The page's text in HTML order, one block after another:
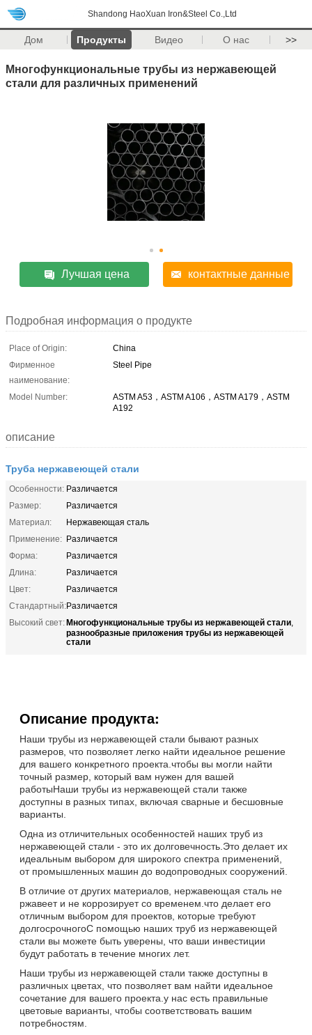
Shandong HaoXuan Iron&Steel Co.,Ltd
Дом Продукты Видео О нас >>
Многофункциональные трубы из нержавеющей
стали для различных применений
Лучшая цена контактные данные
Подробная информация о продукте
Place of Origin:
China
Фирменное
наименование:
Steel Pipe
Model Number:
ASTM A53，ASTM A106，ASTM A179，ASTM
A192
описание
Труба нержавеющей стали
Особенности: Различается
Размер:
Различается
Материал:
Нержавеющая сталь
Применение: Различается
Форма:
Различается
Длина:
Различается
Цвет:
Различается
Стандартный:Различается
Высокий свет:Многофункциональные трубы из нержавеющей стали,
разнообразные приложения трубы из нержавеющей
стали
Описание продукта:
Наши трубы из нержавеющей стали бывают разных
размеров, что позволяет легко найти идеальное решение
для вашего конкретного проекта.чтобы вы могли найти
точный размер, который вам нужен для вашей
работыНаши трубы из нержавеющей стали также
доступны в разных типах, включая сварные и бесшовные
варианты.
Одна из отличительных особенностей наших труб из
нержавеющей стали - это их долговечность.Это делает их
идеальным выбором для широкого спектра применений,
от промышленных машин до водопроводных сооружений.
В отличие от других материалов, нержавеющая сталь не
ржавеет и не коррозирует со временем.что делает его
отличным выбором для проектов, которые требуют
долгосрочногоС помощью наших труб из нержавеющей
стали вы можете быть уверены, что ваши инвестиции
будут работать в течение многих лет.
Наши трубы из нержавеющей стали также доступны в
различных цветах, что позволяет вам найти идеальное
сочетание для вашего проекта.у нас есть правильные
цветовые варианты, чтобы соответствовать вашим
потребностям.